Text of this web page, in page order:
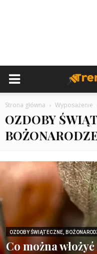
Strona główna Wyposażenie
OZDOBY
OZDOBY ŚWIĄTECZNE,
Co można